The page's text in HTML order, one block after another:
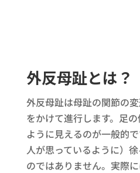
外反母趾とは？
外反母趾は母趾の関節の
をかけて進行します。足
ように見えるのが一般的
人が思っているように）
のではありません。実際